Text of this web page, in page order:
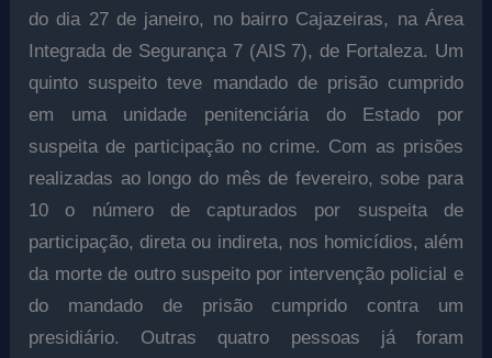
do dia 27 de janeiro, no bairro Cajazeiras, na Área
Integrada de Segurança 7 (AIS 7), de Fortaleza. Um
quinto suspeito teve mandado de prisão cumprido
em uma unidade penitenciária do Estado por
suspeita de participação no crime. Com as prisões
realizadas ao longo do mês de fevereiro, sobe para
10 o número de capturados por suspeita de
participação, direta ou indireta, nos homicídios, além
da morte de outro suspeito por intervenção policial e
do mandado de prisão cumprido contra um
presidiário. Outras quatro pessoas já foram